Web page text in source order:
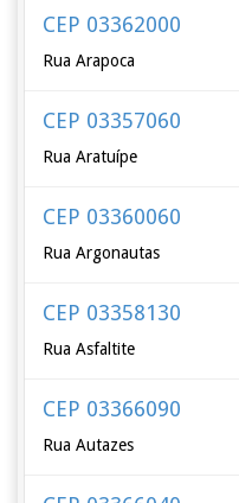
CEP 03362000
Rua Arapoca
CEP 03357060
Rua Aratuípe
CEP 03360060
Rua Argonautas
CEP 03358130
Rua Asfaltite
CEP 03366090
Rua Autazes